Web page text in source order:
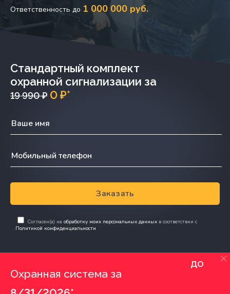
Ответственность до 1 000 000 руб.
Стандартный комплект
охранной сигнализации за
19 990 ₽ 0 ₽*
Заказать
Согласен(а) на обработку моих персональных данных в соответствии с
Политикой конфиденциальности
Охранная система за
до